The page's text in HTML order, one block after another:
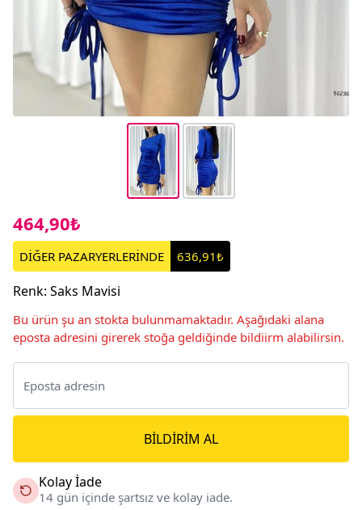
464,90₺
DİĞER PAZARYERLERİNDE 636,91₺
Renk: Saks Mavisi
Bu ürün şu an stokta bulunmamaktadır. Aşağıdaki alana
eposta adresini girerek stoğa geldiğinde bildiirm alabilirsin.
BILDIRIM AL
Kolay İade
14 gün içinde şartsız ve kolay iade.